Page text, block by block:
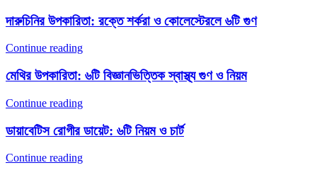
দারুচিনির উপকারিতা: রক্তে শর্করা ও কোলেস্টেরলে ৬টি গুণ
Continue reading
মেথির উপকারিতা: ৬টি বিজ্ঞানভিত্তিক স্বাস্থ্য গুণ ও নিয়ম
Continue reading
ডায়াবেটিস রোগীর ডায়েট: ৬টি নিয়ম ও চার্ট
Continue reading